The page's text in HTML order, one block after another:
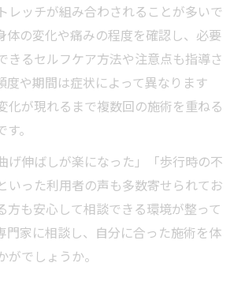
レッチが組み合わされることが多いで
体の変化や痛みの程度を確認し、必要
きるセルフケア方法や注意点も指導さ
度や期間は症状によって異なります
化が現れるまで複数回の施術を重ねる
。
げ伸ばしが楽になった」「歩行時の不
いった利用者の声も多数寄せられてお
方も安心して相談できる環境が整って
門家に相談し、自分に合った施術を体
でしょうか。